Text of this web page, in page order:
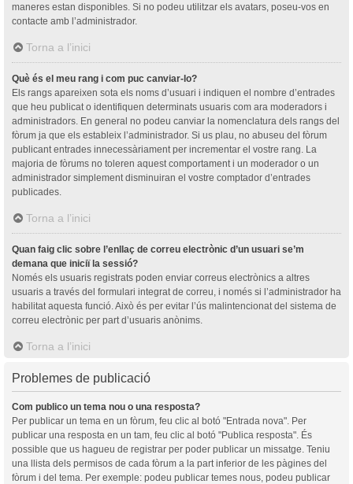
maneres estan disponibles. Si no podeu utilitzar els avatars, poseu-vos en
contacte amb l’administrador.
Torna a l’inici
Què és el meu rang i com puc canviar-lo?
Els rangs apareixen sota els noms d’usuari i indiquen el nombre d’entrades
que heu publicat o identifiquen determinats usuaris com ara moderadors i
administradors. En general no podeu canviar la nomenclatura dels rangs del
fòrum ja que els estableix l’administrador. Si us plau, no abuseu del fòrum
publicant entrades innecessàriament per incrementar el vostre rang. La
majoria de fòrums no toleren aquest comportament i un moderador o un
administrador simplement disminuiran el vostre comptador d’entrades
publicades.
Torna a l’inici
Quan faig clic sobre l’enllaç de correu electrònic d’un usuari se’m
demana que iniciï la sessió?
Només els usuaris registrats poden enviar correus electrònics a altres
usuaris a través del formulari integrat de correu, i només si l’administrador ha
habilitat aquesta funció. Això és per evitar l’ús malintencionat del sistema de
correu electrònic per part d’usuaris anònims.
Torna a l’inici
Problemes de publicació
Com publico un tema nou o una resposta?
Per publicar un tema en un fòrum, feu clic al botó "Entrada nova". Per
publicar una resposta en un tam, feu clic al botó "Publica resposta". És
possible que us hagueu de registrar per poder publicar un missatge. Teniu
una llista dels permisos de cada fòrum a la part inferior de les pàgines del
fòrum i del tema. Per exemple: podeu publicar temes nous, podeu publicar